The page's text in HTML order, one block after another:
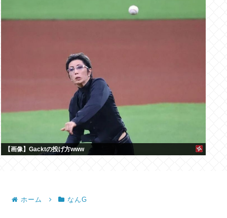
【画像】Gacktの投げ方www
ホーム なんG